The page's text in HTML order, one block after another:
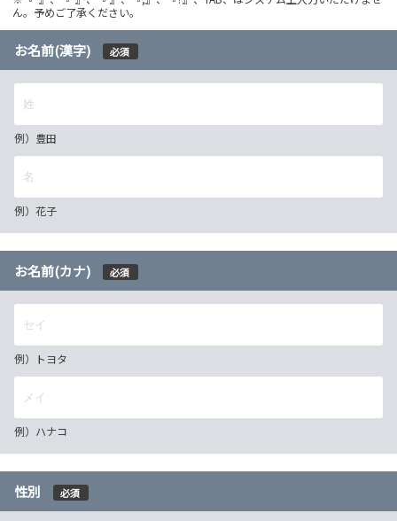
ん。予めご了承ください。
お名前(漢字) 必須
例）豊田
例）花子
お名前(カナ) 必須
例）トヨタ
例）ハナコ
性別 必須